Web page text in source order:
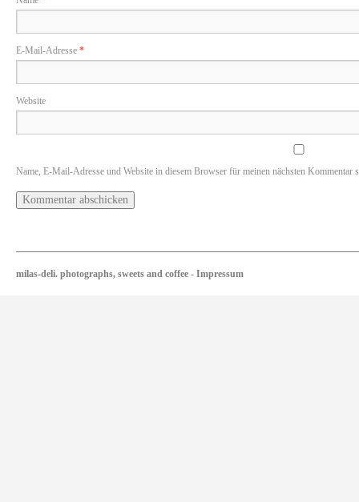
E-Mail-Adresse *
Website
Name, E-Mail-Adresse und Website in diesem Browser für meinen nächsten Kommentar
milas-deli. photographs, sweets and coffee - Impressum